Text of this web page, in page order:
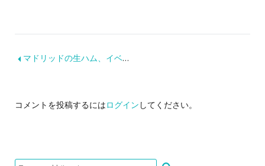
マドリッドの生ハム、イベリコベジョータ最強説
コメントを投稿するにはログイン してください。